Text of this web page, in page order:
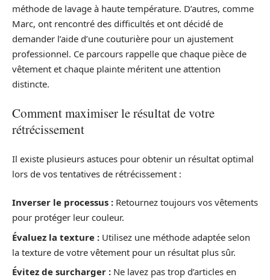
méthode de lavage à haute température. D’autres, comme
Marc, ont rencontré des difficultés et ont décidé de
demander l’aide d’une couturière pour un ajustement
professionnel. Ce parcours rappelle que chaque pièce de
vêtement et chaque plainte méritent une attention
distincte.
Comment maximiser le résultat de votre
rétrécissement
Il existe plusieurs astuces pour obtenir un résultat optimal
lors de vos tentatives de rétrécissement :
Inverser le processus : Retournez toujours vos vêtements
pour protéger leur couleur.
Évaluez la texture : Utilisez une méthode adaptée selon
la texture de votre vêtement pour un résultat plus sûr.
Évitez de surcharger : Ne lavez pas trop d’articles en